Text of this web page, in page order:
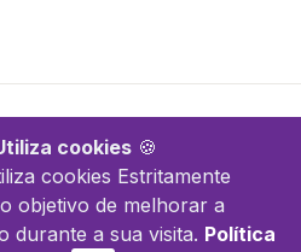
cookies 🍪
cookies Estritamente
objetivo de melhorar a
durante a sua visita. Política
os direitos reservados